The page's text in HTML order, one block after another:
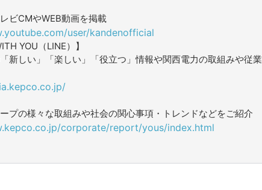
ビCMやWEB動画を掲載
user/kandenofficial
YOU（LINE）】
新しい」「楽しい」「役立つ」情報や関西電力の取組みや従
プの様々な取組みや社会の関心事項・トレンドなどをご紹介
corporate/report/yous/index.html